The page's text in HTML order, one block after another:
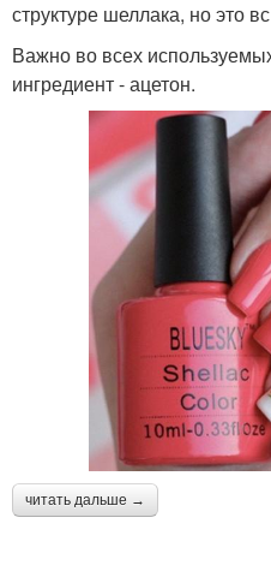
структуре шеллака, но это
Важно во всех
ингредиент - ацетон.
читать дальше →